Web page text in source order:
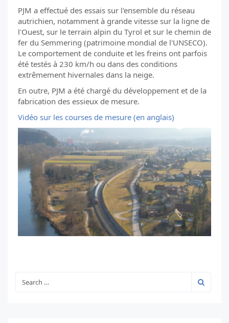
PJM a effectué des essais sur l'ensemble du réseau
autrichien, notamment à grande vitesse sur la ligne de
l'Ouest, sur le terrain alpin du Tyrol et sur le chemin de
fer du Semmering (patrimoine mondial de l'UNSECO).
Le comportement de conduite et les freins ont parfois
été testés à 230 km/h ou dans des conditions
extrêmement hivernales dans la neige.
En outre, PJM a été chargé du développement et de la
fabrication des essieux de mesure.
Vidéo sur les courses de mesure (en anglais)